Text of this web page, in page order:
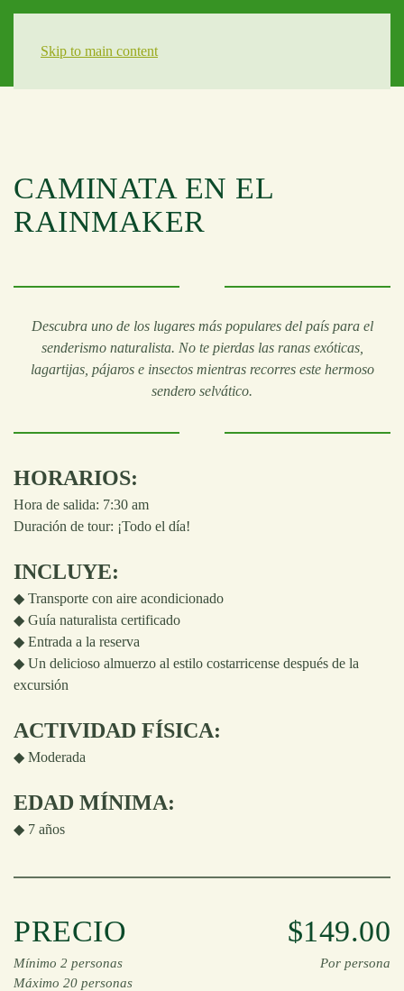
Skip to main content
CAMINATA EN EL
RAINMAKER
Descubra uno de los lugares más populares del país para el
senderismo naturalista. No te pierdas las ranas exóticas,
lagartijas, pájaros e insectos mientras recorres este hermoso
sendero selvático.
HORARIOS:
Hora de salida: 7:30 am
Duración de tour: ¡Todo el día!
INCLUYE:
◆ Transporte con aire acondicionado
◆ Guía naturalista certificado
◆ Entrada a la reserva
◆ Un delicioso almuerzo al estilo costarricense después de la
excursión
ACTIVIDAD FÍSICA:
◆ Moderada
EDAD MÍNIMA:
◆ 7 años
PRECIO
Mínimo 2 personas
Máximo 20 personas
$149.00
Por persona